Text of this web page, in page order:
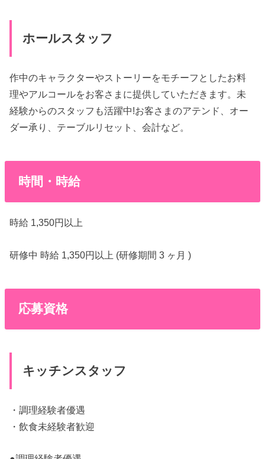
ホールスタッフ
作中のキャラクターやストーリーをモチーフとしたお料
理やアルコールをお客さまに提供していただきます。未
経験からのスタッフも活躍中!お客さまのアテンド、オー
ダー承り、テーブルリセット、会計など。
時間・時給
時給 1,350円以上
研修中 時給 1,350円以上 (研修期間 3 ヶ月 )
応募資格
キッチンスタッフ
・調理経験者優遇
・飲食未経験者歓迎